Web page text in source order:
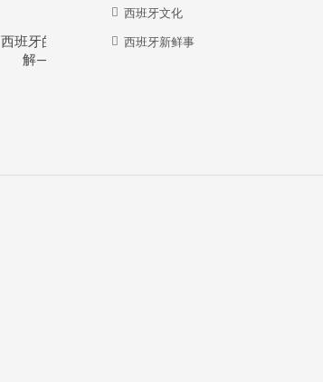
西班牙的教育体系详
解—干货分享
西班牙华人牛在哪
华
西班牙文化
西班牙新鲜事